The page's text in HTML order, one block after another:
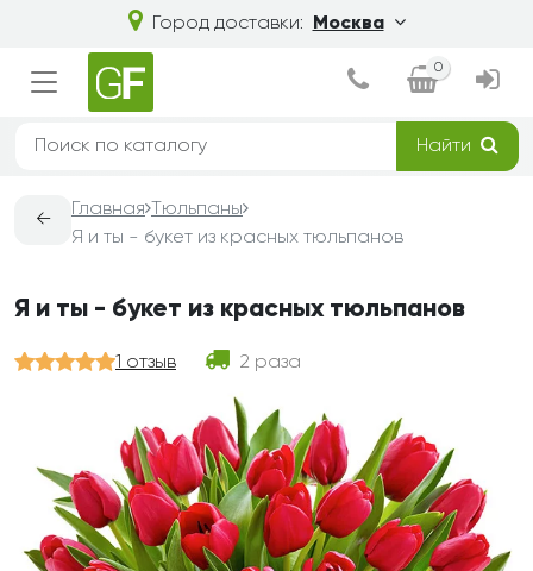
Город доставки: Москва
0
Найти
←
Главная
Тюльпаны
Я и ты - букет из красных тюльпанов
Я и ты - букет из красных тюльпанов
1 отзыв 2 раза